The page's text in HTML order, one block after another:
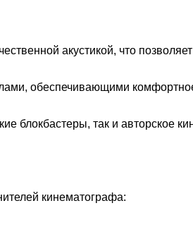
акустикой, что
обеспечивающими
блокбастеры, так и авторское
кинематографа: